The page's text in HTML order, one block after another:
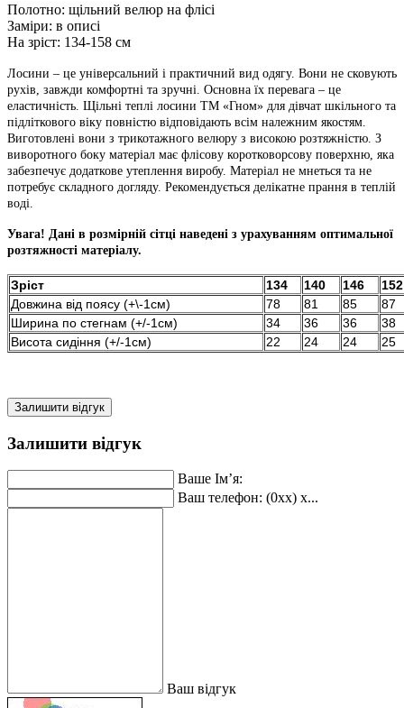
Полотно: щільний велюр на флісі
Заміри: в описі
На зріст: 134-158 см
Лосини – це універсальний і практичний вид одягу. Вони не сковують
рухів, завжди комфортні та зручні. Основна їх перевага – це
еластичність. Щільні теплі лосини ТМ «Гном» для дівчат шкільного та
підліткового віку повністю відповідають всім належним якостям.
Виготовлені вони з трикотажного велюру з високою розтяжністю. З
виворотного боку матеріал має флісову коротковорсову поверхню, яка
забезпечує додаткове утеплення виробу. Матеріал не мнеться та не
потребує складного догляду. Рекомендується делікатне прання в теплій
воді.
Увага! Дані в розмірній сітці наведені з урахуванням оптимальної
розтяжності матеріалу.
Зріст 134 140 146
152
Довжина від поясу (+\-1см)
78 81 85
87
Ширина по стегнам (+/-1см)
34 36 36
38
Висота сидіння (+/-1см)
22 24 24 25
Залишити відгук
Залишити відгук
Ваше Ім’я:
Ваш телефон: (0xx) x...
Ваш відгук